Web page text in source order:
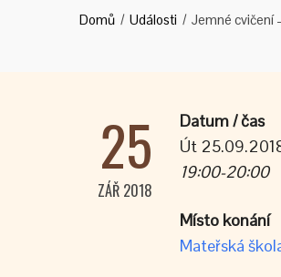
Domů Události Jemné cvičení
25
ZÁŘ 2018
Datum / čas
Út
19:00-20:00
Místo konání
Mateřská